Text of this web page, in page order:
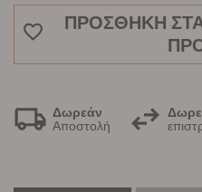
ΠΡΟΣΘΉΚΗ
Δωρεάν
Αποστολή